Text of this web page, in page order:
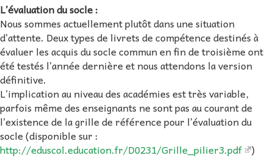
L’évaluation du socle :
Nous sommes actuellement plutôt dans une situation
d’attente. Deux types de livrets de compétence destinés à
évaluer les acquis du socle commun en fin de troisième ont
été testés l’année dernière et nous attendons la version
définitive.
L’implication au niveau des académies est très variable,
parfois même des enseignants ne sont pas au courant de
l’existence de la grille de référence pour l’évaluation du
socle (disponible sur :
http://eduscol.education.fr/D0231/Grille_pilier3.pdf
)